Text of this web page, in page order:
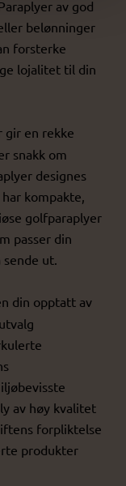
av god
belønninger
forsterke
lojalitet til din
gir en rekke
snakk om
designes
kompakte,
golfparaplyer
passer din
ut.
din opptatt av
av høy kvalitet
forpliktelse
produkter